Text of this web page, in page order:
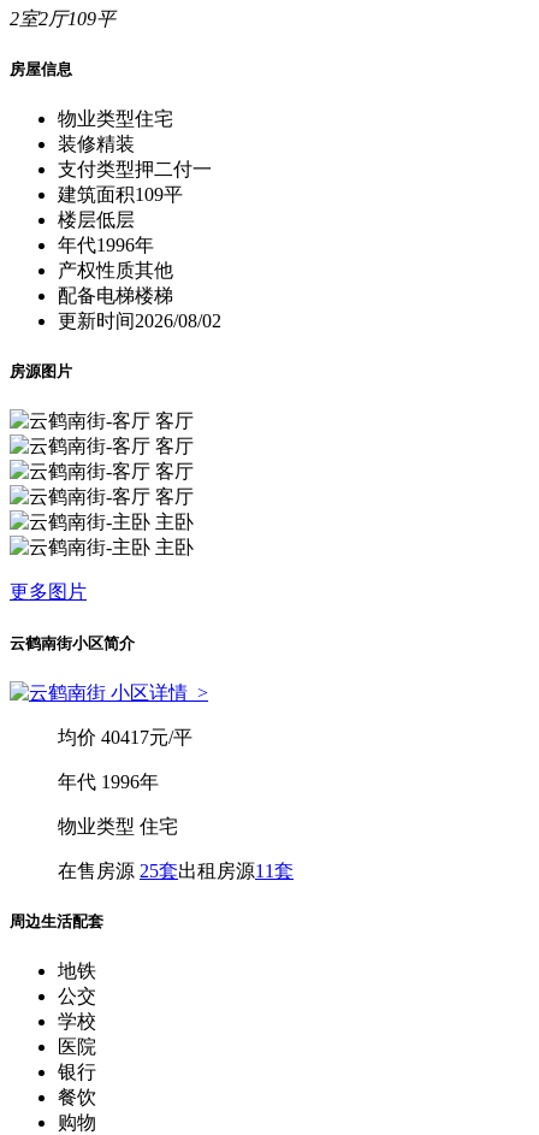
2室2厅109平
房屋信息
物业类型住宅
装修精装
支付类型押二付一
建筑面积109平
楼层低层
年代1996年
产权性质其他
配备电梯楼梯
更新时间2026/08/02
房源图片
客厅
客厅
客厅
客厅
主卧
主卧
更多图片
云鹤南街小区简介
小区详情 >
均价 40417元/平
年代 1996年
物业类型 住宅
在售房源 25套出租房源11套
周边生活配套
地铁
公交
学校
医院
银行
餐饮
购物